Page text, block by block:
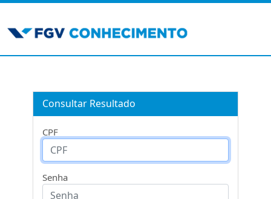
Consultar Resultado
CPF
Senha